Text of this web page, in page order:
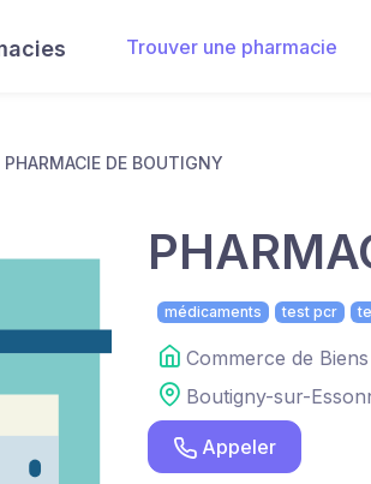
Trouver une pharmacie
PHARMACIE DE BOUTIGNY
médicaments test pcr
Commerce de
Boutigny-sur-
Appeler